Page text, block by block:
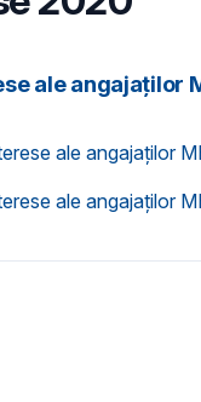
ale angajaților
ale angajaților
ale angajaților